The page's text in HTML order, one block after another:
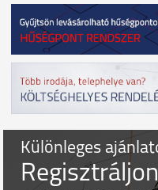
Különleges